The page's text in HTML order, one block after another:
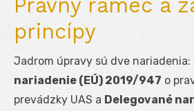
Právny rámec a
princípy
Jadrom úpravy sú dve nariadenia:
nariadenie (EÚ) 2019/947 o
prevádzky UAS a Delegované